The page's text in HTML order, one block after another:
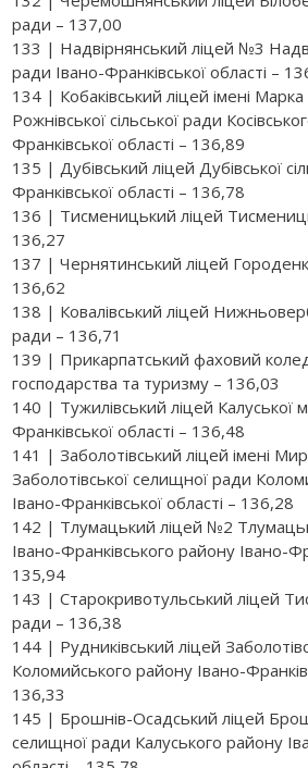
ради – 137,00
133 | Надвірнянський ліцей №3
ради Івано-Франківської області –
134 | Кобаківський ліцей імені
Рожнівської сільської ради
Франківської області – 136,89
135 | Дубівський ліцей Дубівської
Франківської області – 136,78
136 | Тисменицький ліцей
136,27
137 | Чернятинський ліцей
136,62
138 | Ковалівський ліцей
ради – 136,71
139 | Прикарпатський фаховий
господарства та туризму – 136,03
140 | Тужилівський ліцей Калуської
Франківської області – 136,48
141 | Заболотівський ліцей імені
Заболотівської селищної ради
Івано-Франківської області – 136,28
142 | Тлумацький ліцей №2
Івано-Франківського району Івано-
135,94
143 | Старокривотульський ліцей
ради – 136,38
144 | Рудниківський ліцей
Коломийського району Івано-
136,33
145 | Брошнів-Осадський ліцей
селищної ради Калуського району